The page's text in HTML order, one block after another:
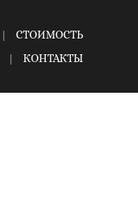
СТОИМОСТЬ
КОНТАКТЫ